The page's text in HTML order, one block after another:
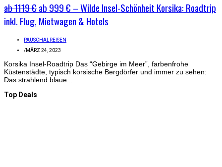
ab 1119 €ab 999 € – Wilde Insel-Schönheit Korsika: Roadtrip
inkl. Flug, Mietwagen & Hotels
PAUSCHALREISEN
/MÄRZ 24, 2023
Korsika Insel-Roadtrip Das “Gebirge im Meer”, farbenfrohe
Küstenstädte, typisch korsische Bergdörfer und immer zu sehen:
Das strahlend blaue...
Top Deals